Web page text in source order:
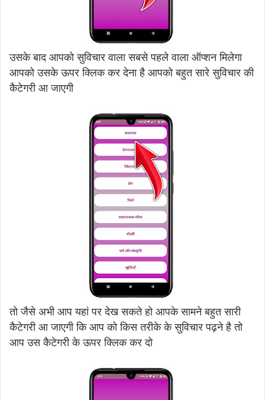
उसके बाद आपको सुविचार वाला सबसे पहले वाला ऑप्शन मिलेगा
आपको उसके ऊपर क्लिक कर देना है आपको बहुत सारे सुविचार की
कैटेगरी आ जाएगी
तो जैसे अभी आप यहां पर देख सकते हो आपके सामने बहुत सारी
कैटेगरी आ जाएगी कि आप को किस तरीके के सुविचार पढ़ने है तो
आप उस कैटेगरी के ऊपर क्लिक कर दो